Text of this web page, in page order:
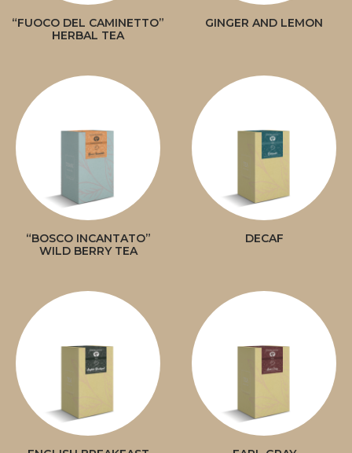
“FUOCO DEL CAMINETTO”
HERBAL TEA
GINGER AND LEMON
“BOSCO INCANTATO”
WILD BERRY TEA
DECAF